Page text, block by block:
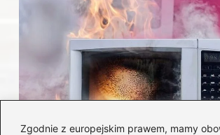
Zgodnie z europejskim prawem, mamy